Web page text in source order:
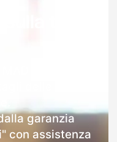
garanzia
con assistenza